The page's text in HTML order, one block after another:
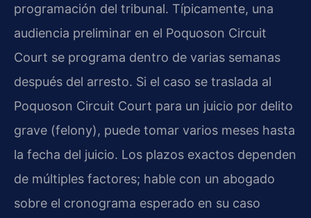
programación del tribunal. Típicamente, una
audiencia preliminar en el Poquoson Circuit
Court se programa dentro de varias semanas
después del arresto. Si el caso se traslada al
Poquoson Circuit Court para un juicio por delito
grave (felony), puede tomar varios meses hasta
la fecha del juicio. Los plazos exactos dependen
de múltiples factores; hable con un abogado
sobre el cronograma esperado en su caso